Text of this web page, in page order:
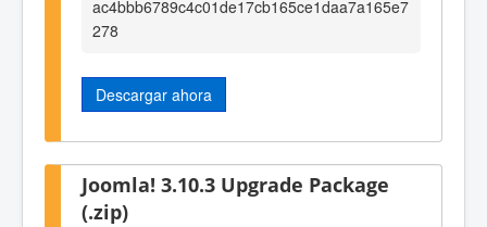
ac4bbb6789c4c01de17cb165ce1daa7a165e7
278
Descargar ahora
Joomla! 3.10.3 Upgrade Package
(.zip)